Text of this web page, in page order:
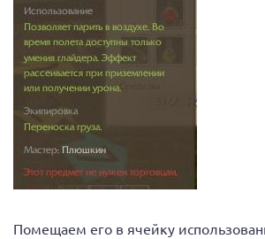
Помещаем его в ячейку